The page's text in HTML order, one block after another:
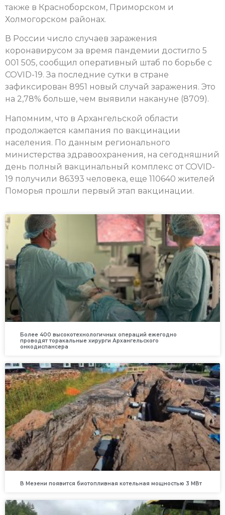
также в Красноборском, Приморском и
Холмогорском районах.
В России число случаев заражения
коронавирусом за время пандемии достигло 5
001 505, сообщил оперативный штаб по борьбе с
COVID-19. За последние сутки в стране
зафиксирован 8951 новый случай заражения. Это
на 2,78% больше, чем выявили накануне (8709).
Напомним, что в Архангельской области
продолжается кампания по вакцинации
населения. По данным регионального
министерства здравоохранения, на сегодняшний
день полный вакцинальный комплекс от COVID-
19 получили 86393 человека, еще 110640 жителей
Поморья прошли первый этап вакцинации.
Более 400 высокотехнологичных операций ежегодно
проводят торакальные хирурги Архангельского
онкодиспансера
В Мезени появится биотопливная котельная мощностью 3 МВт